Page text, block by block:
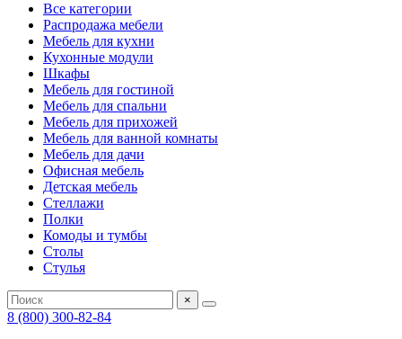
Все категории
Распродажа мебели
Мебель для кухни
Кухонные модули
Шкафы
Мебель для гостиной
Мебель для спальни
Мебель для прихожей
Мебель для ванной комнаты
Мебель для дачи
Офисная мебель
Детская мебель
Стеллажи
Полки
Комоды и тумбы
Столы
Стулья
×
8 (800) 300-82-84